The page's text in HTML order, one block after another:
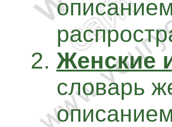
Женские
словарь